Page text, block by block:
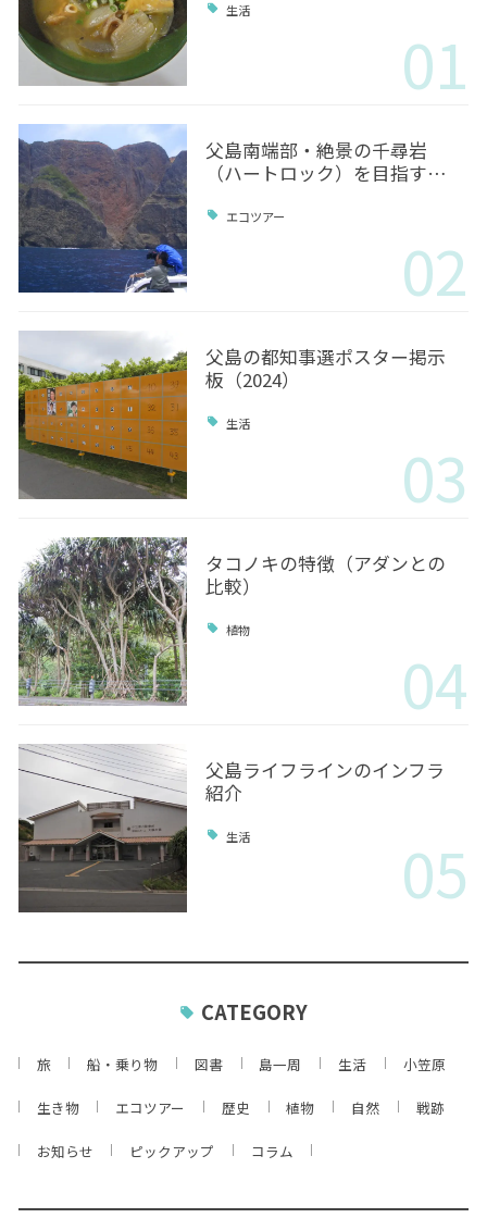
生活
01
父島南端部・絶景の千尋岩
（ハートロック）を目指す…
エコツアー
02
父島の都知事選ポスター掲示
板（2024）
生活
03
タコノキの特徴（アダンとの
比較）
植物
04
父島ライフラインのインフラ
紹介
生活 05
CATEGORY
旅 船・乗り物 図書 島一周 生活 小笠原
生き物 エコツアー 歴史 植物 自然 戦跡
お知らせ ピックアップ コラム